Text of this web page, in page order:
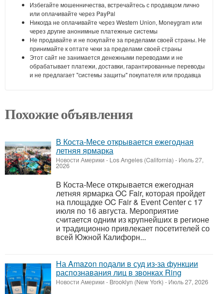
Избегайте мошенничества, встречайтесь с продавцом лично
или оплачивайте через PayPal
Никогда не оплачивайте через Western Union, Moneygram или
через другие анонимные платежные системы
Не продавайте и не покупайте за пределами своей страны. Не
принимайте к оптате чеки за пределами своей страны
Этот сайт не занимается денежными переводами и не
обрабатывает платежи, доставки, гарантированные переводы
и не предлагает "системы защиты" покупателя или продавца
Похожие объявления
В Коста-Месе открывается ежегодная
летняя ярмарка
Новости Америки - Los Angeles (California) - Июль 27,
2026
В Коста-Месе открывается ежегодная
летняя ярмарка OC Fair, которая пройдет
на площадке OC Fair & Event Center с 17
июля по 16 августа. Мероприятие
считается одним из крупнейших в регионе
и традиционно привлекает посетителей со
всей Южной Калифорн...
На Amazon подали в суд из-за функции
распознавания лиц в звонках Ring
Новости Америки - Brooklyn (New York) - Июль 27, 2026